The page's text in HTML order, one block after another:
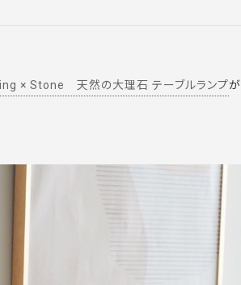
× Stone 天然の大理石 テーブルランプが